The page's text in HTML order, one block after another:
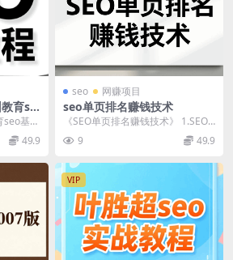
育se
基础
课 1
49.9
seo 网赚项目
seo单页排名赚钱技术
《SEO单页排名赚钱技术》 1.SEO
单页排名开篇.mp4 2.单页赚钱发挥
SE...9 49.9
VIP